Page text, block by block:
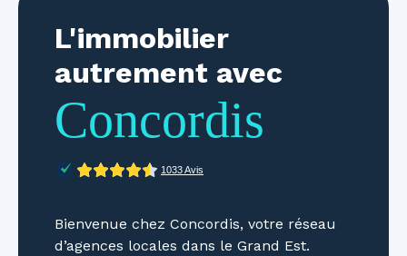
L'immobilier
autrement avec
Concordis
Bienvenue chez Concordis, votre réseau
d’agences locales dans le Grand Est.